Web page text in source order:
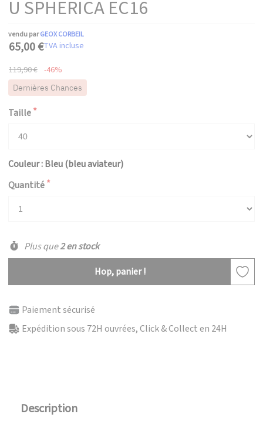
U SPHERICA EC16
vendu parGEOX CORBEIL
65,00 €TVA incluse
119,90 € -46%
Dernières Chances
Taille
Couleur : Bleu (bleu aviateur)
Quantité
Plus que2 en stock
Hop, panier !
Paiement sécurisé
Expédition sous 72H ouvrées, Click & Collect en 24H
Description